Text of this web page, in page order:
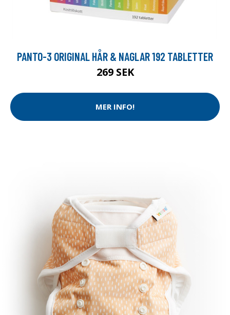
PANTO-3 ORIGINAL HÅR & NAGLAR 192 TABLETTER
269 SEK
MER INFO!